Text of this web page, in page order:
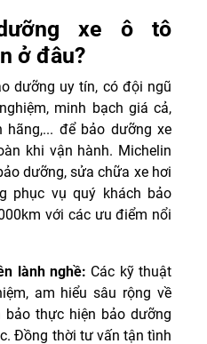
xe ô tô
ở đâu?
dưỡng uy tín, có đội ngũ
minh bạch giá cả,
để bảo dưỡng xe
khi vận hành. Michelin
dưỡng, sửa chữa xe hơi
phục vụ quý khách bảo
với các ưu điểm nổi
lành nghề: Các kỹ thuật
am hiểu sâu rộng về
thực hiện bảo dưỡng
Đồng thời tư vấn tận tình